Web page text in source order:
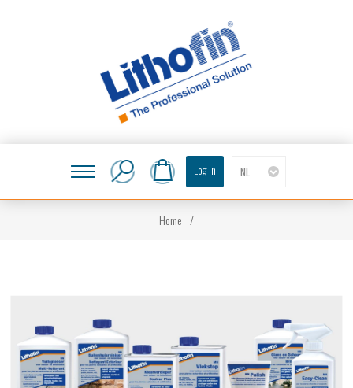
NL
Log in
Home /